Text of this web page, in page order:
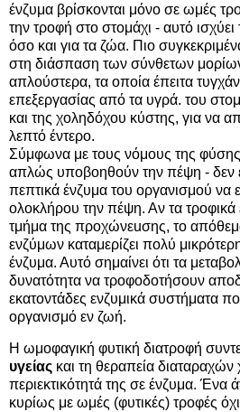
ένζυμα βρίσκονται μόνο σε ωμές
την τροφή στο στομάχι - αυτό
όσο και για τα ζώα. Πιο
στη διάσπαση των σύνθετων
απλούστερα, τα οποία έπειτα
επεξεργασίας από τα υγρά. του
και της χοληδόχου κύστης, για να
λεπτό έντερο.
Σύμφωνα με τους νόμους της
απλώς υποβοηθούν την πέψη - δεν
πεπτικά ένζυμα του οργανισμού να
ολοκλήρου την πέψη. Αν τα τροφικά
τμήμα της προχώνεuσης, το
ενζύμων καταμερίζει πολύ
ένζυμα. Αυτό σημαίνει ότι τα
δυνατότητα να τροφοδοτήσουν
εκατοντάδες ενζυμικά συστήματα
οργανισμό εν ζωή.
Η ωμοφαγική φυτική διατροφή
υγείας και τη θεραπεία
περιεκτικότητά της σε ένζυμα. Ένα
κυρίως με ωμές (φυτικές) τροφές